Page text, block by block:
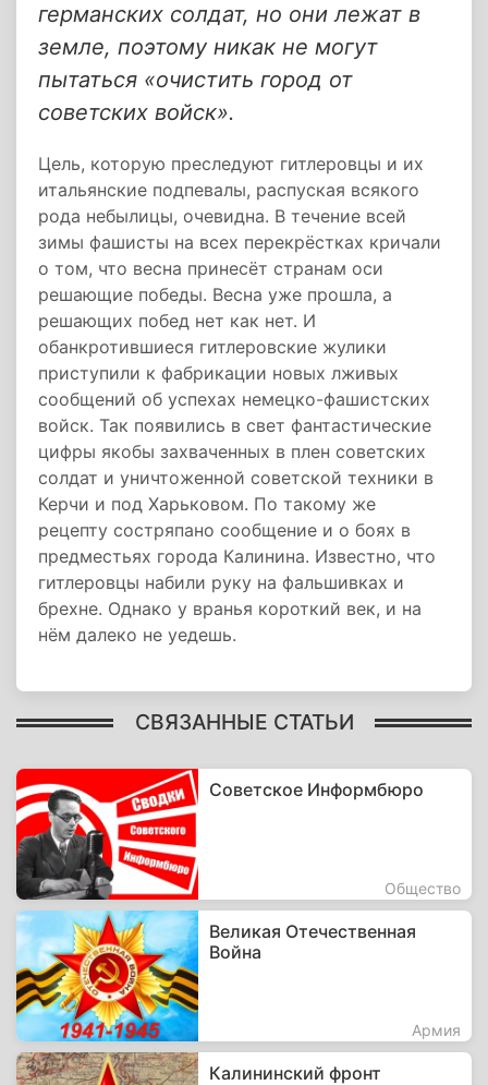
германских солдат, но они лежат в
земле, поэтому никак не могут
пытаться «очистить город от
советских войск».
Цель, которую преследуют гитлеровцы и их
итальянские подпевалы, распуская всякого
рода небылицы, очевидна. В течение всей
зимы фашисты на всех перекрёстках кричали
о том, что весна принесёт странам оси
решающие победы. Весна уже прошла, а
решающих побед нет как нет. И
обанкротившиеся гитлеровские жулики
приступили к фабрикации новых лживых
сообщений об успехах немецко-фашистских
войск. Так появились в свет фантастические
цифры якобы захваченных в плен советских
солдат и уничтоженной советской техники в
Керчи и под Харьковом. По такому же
рецепту состряпано сообщение и о боях в
предместьях города Калинина. Известно, что
гитлеровцы набили руку на фальшивках и
брехне. Однако у вранья короткий век, и на
нём далеко не уедешь.
СВЯЗАННЫЕ СТАТЬИ
Советское Информбюро
Общество
Великая Отечественная
Война
Армия
Калининский фронт